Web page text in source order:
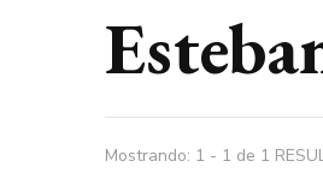
Mostrando: 1 - 1 de 1